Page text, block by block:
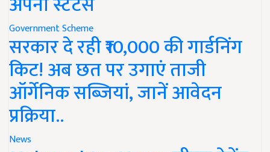
Government Scheme
सरकार दे रही ₹10,000 की गार्डनिंग
किट! अब छत पर उगाएं ताजी
ऑर्गेनिक सब्जियां, जानें आवेदन
प्रक्रिया..
News